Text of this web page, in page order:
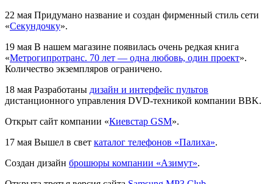
22 мая Придумано название и создан фирменный стиль сети
«Секундочку».
19 мая В нашем магазине появилась очень редкая книга
«Метрогипротранс. 70 лет — одна любовь, один проект».
Количество экземпляров ограничено.
18 мая Разработаны дизайн и интерфейc пультов
дистанционного управления DVD-техникой компании BBK.
Открыт сайт компании «Киевстар GSM».
17 мая Вышел в свет каталог телефонов «Палиха».
Создан дизайн брошюры компании «Азимут».